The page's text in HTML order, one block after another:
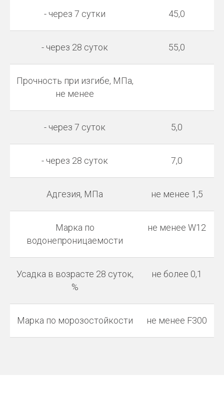
- через 7 сутки 45,0
- через 28 суток 55,0
Прочность при изгибе, МПа,
не менее
- через 7 суток 5,0
- через 28 суток 7,0
Адгезия, МПа не менее 1,5
Марка по
водонепроницаемости
не менее W12
Усадка в возрасте 28 суток,
%
не более 0,1
Марка по морозостойкости не менее F300